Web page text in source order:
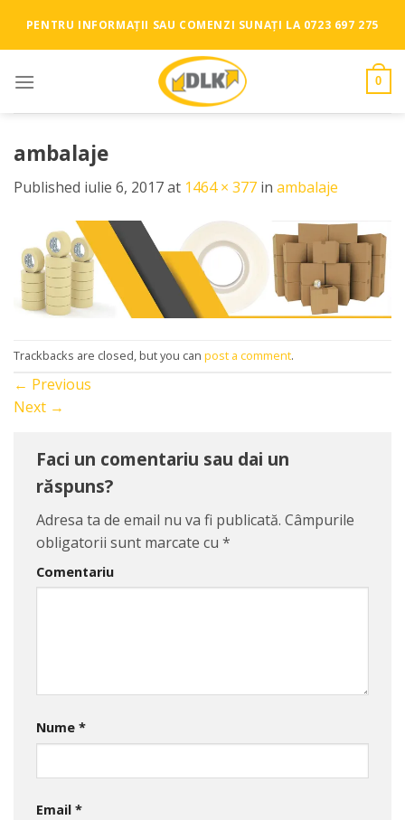
content
PENTRU INFORMAȚII SAU COMENZI SUNAȚI LA 0723 697 275
0
ambalaje
Published iulie 6, 2017at 1464 × 377 in ambalaje
Trackbacks are closed, but you can post a comment.
← Previous
Next →
Faci un comentariu sau dai un
răspuns?
Adresa ta de email nu va fi publicată. Câmpurile
obligatorii sunt marcate cu *
Comentariu
Nume *
Email *